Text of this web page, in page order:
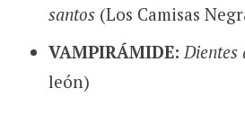
santos(Los Camisas
VAMPIRÁMIDE:Dientes
león)